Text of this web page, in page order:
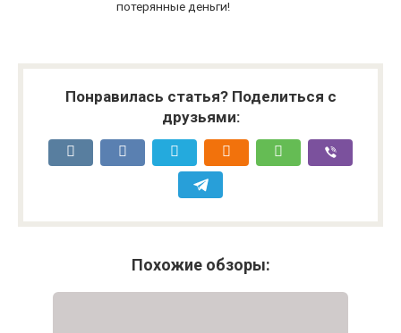
потерянные деньги!
Понравилась статья? Поделиться с
друзьями:
Похожие обзоры: